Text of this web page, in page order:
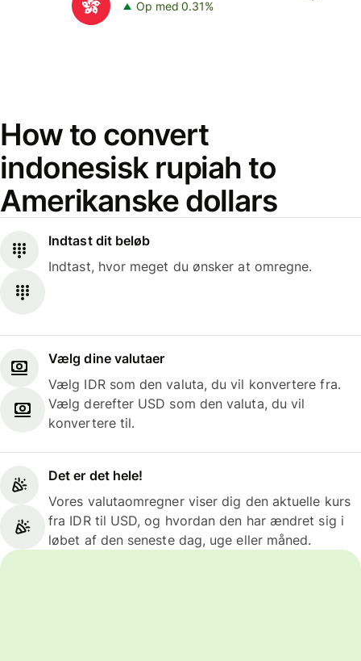
Op med 0.31%
How to convert
indonesisk rupiah to
Amerikanske dollars
Indtast dit beløb
Indtast, hvor meget du ønsker at omregne.
Vælg dine valutaer
Vælg IDR som den valuta, du vil konvertere fra.
Vælg derefter USD som den valuta, du vil
konvertere til.
Det er det hele!
Vores valutaomregner viser dig den aktuelle kurs
fra IDR til USD, og hvordan den har ændret sig i
løbet af den seneste dag, uge eller måned.